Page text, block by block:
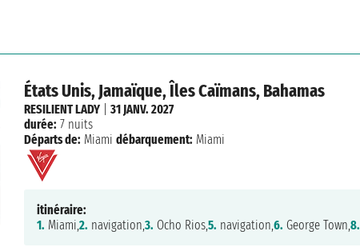
États Unis, Jamaïque, Îles Caïmans, Bahamas
RESILIENT LADY| 31 JANV. 2027
durée: 7 nuits
Départs de: Miami débarquement: Miami
itinéraire:
1. Miami,2. navigation,3. Ocho Rios,5. navigation,6. George Town,8.